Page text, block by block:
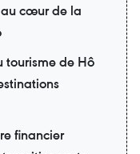
cœur de la
tourisme de Hô
financier